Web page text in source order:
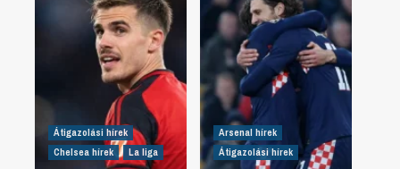
Átigazolási hírek
Chelsea hírek
La liga
Arsenal hírek
Átigazolási hírek